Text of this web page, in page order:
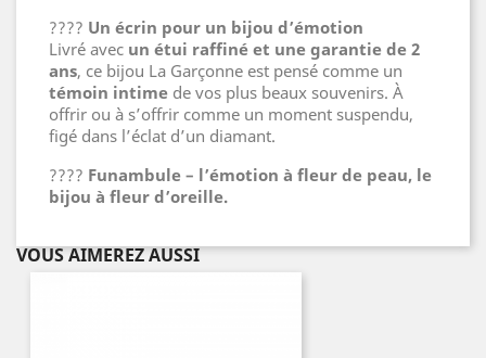
???? Un écrin pour un bijou d’émotion
Livré avec un étui raffiné et une garantie de 2
ans, ce bijou La Garçonne est pensé comme un
témoin intime de vos plus beaux souvenirs. À
offrir ou à s’offrir comme un moment suspendu,
figé dans l’éclat d’un diamant.
???? Funambule – l’émotion à fleur de peau, le
bijou à fleur d’oreille.
VOUS AIMEREZ AUSSI